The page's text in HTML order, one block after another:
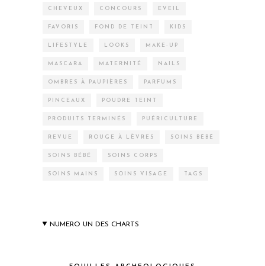
CHEVEUX CONCOURS EVEIL
FAVORIS FOND DE TEINT KIDS
LIFESTYLE LOOKS MAKE-UP
MASCARA MATERNITÉ NAILS
OMBRES À PAUPIÈRES PARFUMS
PINCEAUX POUDRE TEINT
PRODUITS TERMINÉS PUÉRICULTURE
REVUE ROUGE À LÈVRES SOINS BÉBÉ
SOINS BÉBÉ SOINS CORPS
SOINS MAINS SOINS VISAGE TAGS
NUMERO UN DES CHARTS